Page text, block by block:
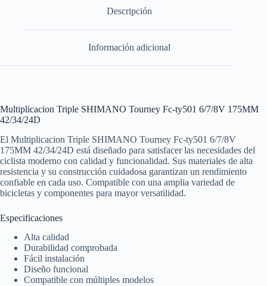
Descripción
Información adicional
Multiplicacion Triple SHIMANO Tourney Fc-ty501 6/7/8V 175MM
42/34/24D
El Multiplicacion Triple SHIMANO Tourney Fc-ty501 6/7/8V
175MM 42/34/24D está diseñado para satisfacer las necesidades del
ciclista moderno con calidad y funcionalidad. Sus materiales de alta
resistencia y su construcción cuidadosa garantizan un rendimiento
confiable en cada uso. Compatible con una amplia variedad de
bicicletas y componentes para mayor versatilidad.
Especificaciones
Alta calidad
Durabilidad comprobada
Fácil instalación
Diseño funcional
Compatible con múltiples modelos